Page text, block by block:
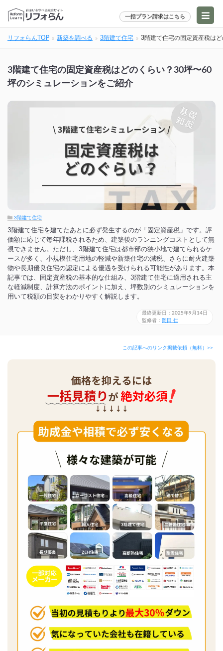
一括プラン請求はこちら
リフォらんTOP 新築を調べる 3階建て住宅 3階建て住宅の固定資産税は
3階建て住宅の固定資産税はどのくらい？30坪〜60
坪のシミュレーションをご紹介
3階建て住宅
3階建て住宅を建てたあとに必ず発生するのが「固定資産税」です。評
価額に応じて毎年課税されるため、建築後のランニングコストとして無
視できません。ただし、3階建て住宅は都市部の狭小地で建てられるケ
ースが多く、小規模住宅用地の軽減や新築住宅の減税、さらに耐火建築
物や長期優良住宅の認定による優遇を受けられる可能性があります。本
記事では、固定資産税の基本的な仕組み、3階建て住宅に適用される主
な軽減制度、計算方法のポイントに加え、坪数別のシミュレーションを
用いて税額の目安をわかりやすく解説します。
最終更新日：2025年9月14日
監修者： 岡田 仁
この記事へのリンク掲載依頼（無料）>>